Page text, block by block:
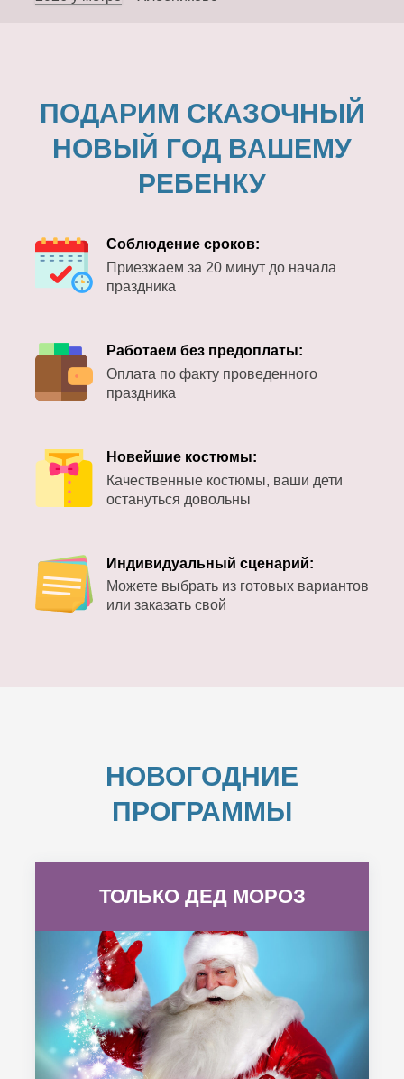
ПОДАРИМ СКАЗОЧНЫЙ
НОВЫЙ ГОД ВАШЕМУ
РЕБЕНКУ
Соблюдение сроков:
Приезжаем за 20 минут до начала
праздника
Работаем без предоплаты:
Оплата по факту проведенного
праздника
Новейшие костюмы:
Качественные костюмы, ваши дети
остануться довольны
Индивидуальный сценарий:
Можете выбрать из готовых вариантов
или заказать свой
НОВОГОДНИЕ
ПРОГРАММЫ
ТОЛЬКО ДЕД МОРОЗ